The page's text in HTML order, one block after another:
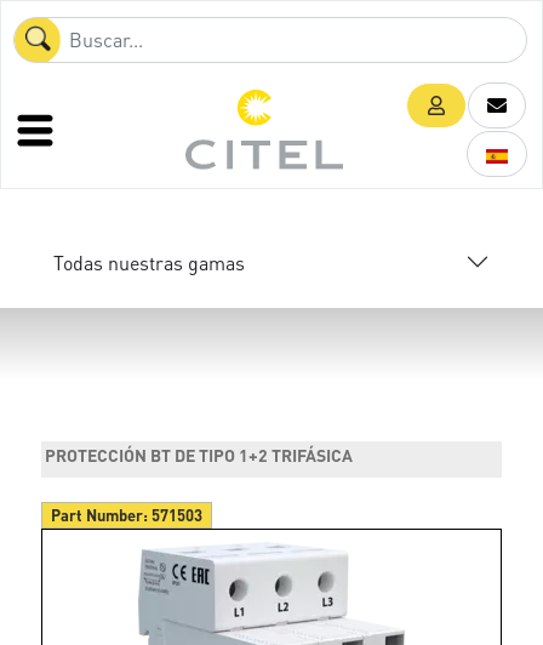
Todas nuestras gamas
PROTECCIÓN BT DE TIPO 1+2 TRIFÁSICA
Part Number:571503